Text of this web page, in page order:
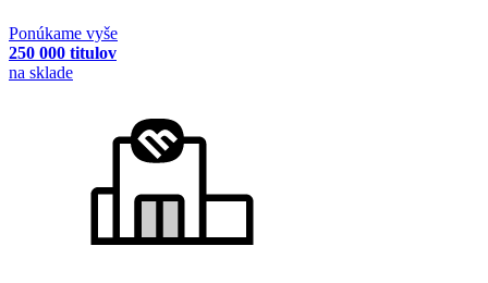
Ponúkame vyše
250 000 titulov
na sklade